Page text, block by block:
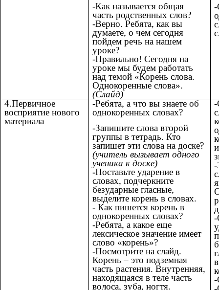
-Как называется общая
часть родственных слов?
-Верно. Ребята, как вы
думаете, о чем сегодня
пойдем речь на нашем
уроке?
-Правильно! Сегодня на
уроке мы будем работать
над темой «Корень слова.
Однокоренные слова».
(Слайд)
4.Первичное
восприятие нового
материала
-Ребята, а что вы знаете об
однокоренных словах?
-Запишите слова второй
группы в тетрадь. Кто
запишет эти слова на доске?
(учитель вызывает одного
ученика к доске)
-Поставьте ударение в
словах, подчеркните
безударные гласные,
выделите корень в словах.
- Как пишется корень в
однокоренных словах?
-Ребята, а какое еще
лексическое значение имеет
слово «корень»?
-Посмотрите на слайд.
Корень – это подземная
часть растения. Внутренняя,
находящаяся в теле часть
волоса, зуба, ногтя.
-
-
-
-